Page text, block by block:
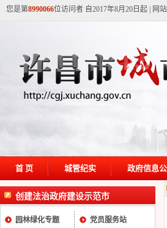
您是第8990066位访问者 自2017年8月20日起 网
首 页 城管纪实 政府信息
创建法治政府建设示范市
园林绿化专题 党员服务站